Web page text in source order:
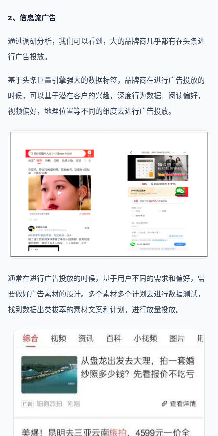
2、信息流广告
通过调研分析，我们可以看到，大的品牌商几乎都有在头条进
行广告投放。
基于头条巨量引擎强大的数据标签，品牌商在进行广告投放的
时候，可以基于潜在客户的兴趣，深度行为数据，阅读偏好，
视频偏好，地理位置等不同的维度去进行广告投放。
通常在进行广告投放的时候，基于用户不同的需求和偏好，需
要做好广告素材的设计。多个素材多个计划去进行数据测试，
找到数据出类拔萃的素材文案和计划，进行放量投放。